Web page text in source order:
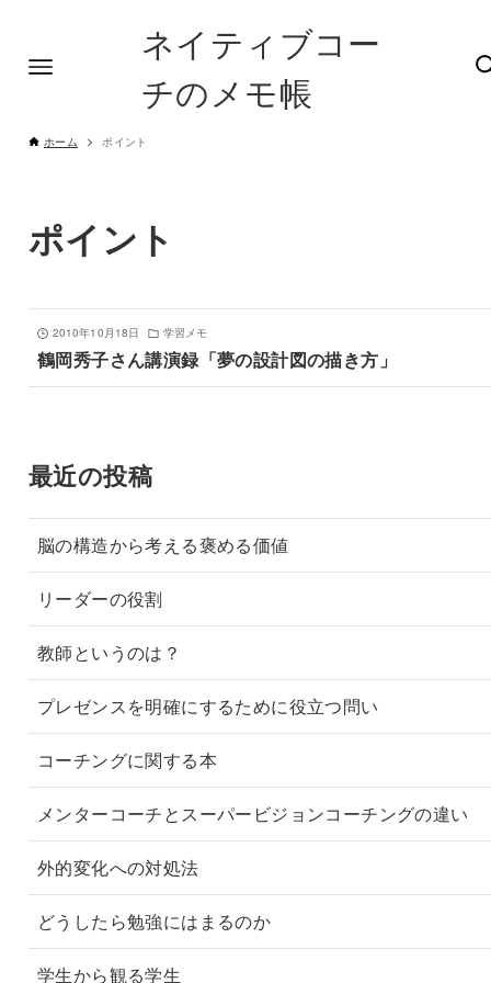
ネイティブコー
チのメモ帳
ホーム ポイント
ポイント
2010年10月18日 学習メモ
鶴岡秀子さん講演録「夢の設計図の描き方」
最近の投稿
脳の構造から考える褒める価値
リーダーの役割
教師というのは？
プレゼンスを明確にするために役立つ問い
コーチングに関する本
メンターコーチとスーパービジョンコーチングの違い
外的変化への対処法
どうしたら勉強にはまるのか
学生から観る学生